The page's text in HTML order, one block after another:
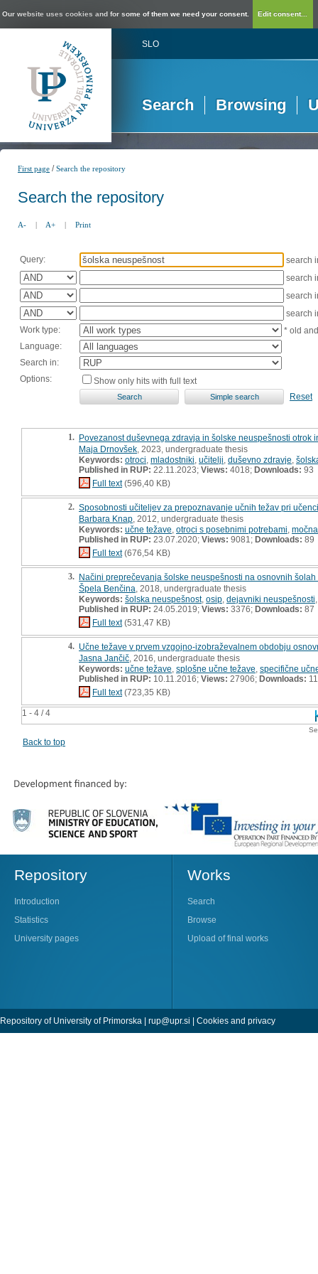
Our website uses cookies and for some of them we need your consent. Edit consent...
SLO
Search Browsing
First page /Search the repository
Search the repository
A- | A+ | Print
Query:
search
search
search
search
Work type:
* old
Language:
Search in:
Options:
Show only hits with full text
Reset
1 - 4 / 4
1. Povezanost duševnega zdravja in šolske neuspešnosti otrok
Maja Drnovšek , 2023, undergraduate thesis
Keywords: otroci mladostniki učitelji duševno zdravje
Published in RUP: 22.11.2023; Views: 4018; Downloads: 93
Full text(596,40 KB)
2. Sposobnosti učiteljev za prepoznavanje učnih težav pri
Barbara Knap , 2012, undergraduate thesis
Keywords: učne težave otroci s posebnimi potrebami
Published in RUP: 23.07.2020; Views: 9081; Downloads: 89
Full text(676,54 KB)
3. Načini preprečevanja šolske neuspešnosti na osnovnih
Špela Benčina , 2018, undergraduate thesis
Keywords: šolska neuspešnost, osip dejavniki neuspešnosti
Published in RUP: 24.05.2019; Views: 3376; Downloads: 87
Full text(531,47 KB)
4. Učne težave v prvem vzgojno-izobraževalnem obdobju
Jasna Jančič , 2016, undergraduate thesis
Keywords: učne težave splošne učne težave specifične
Published in RUP: 10.11.2016; Views: 27906; Downloads:
Full text(723,35 KB)
Back to top
Repository
Introduction
Statistics
University pages
Works
Search
Browse
Upload of final works
Repository of University of Primorska | rup@upr.si | Cookies and privacy